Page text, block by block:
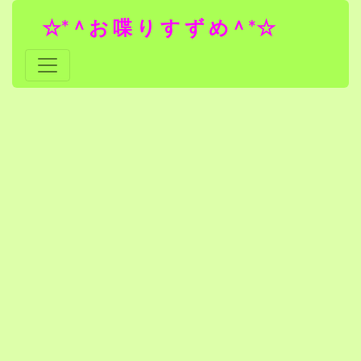
☆*＾お 喋 り す ず め＾*☆